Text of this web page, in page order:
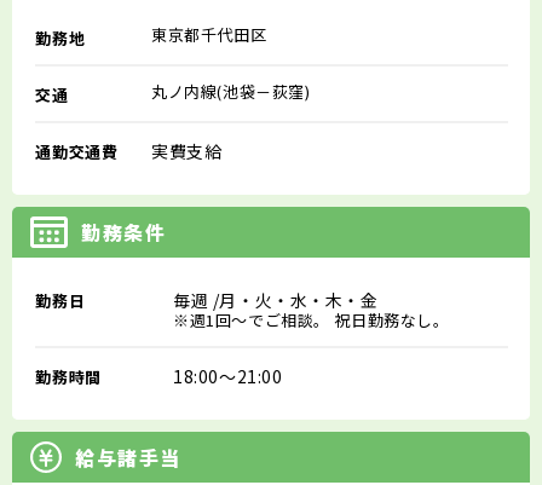
勤務地 東京都千代田区
交通 丸ノ内線(池袋－荻窪)
通勤交通費 実費支給
勤務条件
勤務日 毎週 /月・火・水・木・金
※週1回～でご相談。 祝日勤務なし。
勤務時間 18:00～21:00
給与諸手当